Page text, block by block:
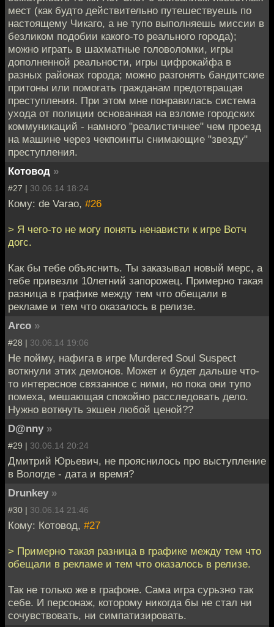
мест (как будто действительно путешествуешь по
настоящему Чикаго, а не тупо выполняешь миссии в
безликом подобии какого-то реального города);
можно играть в шахматные головоломки, игры
дополненной реальности, игры цифрокайфа в
разных районах города; можно разгонять бандитские
притоны или помогать гражданам предотвращая
преступления. При этом мне понравилась система
ухода от полиции основанная на взломе городских
коммуникаций - намного "реалистичнее" чем проезд
на машине через чекпоинты снимающие "звезду"
преступления.
Котовод »
#27 | 30.06.14 18:24
Кому: de Varao, #26
> Я чего-то не могу понять ненависти к игре Вотч
догс.
Как бы тебе объяснить. Ты заказывал новый мерс, а
тебе привезли 10летний запорожец. Примерно такая
разница в графике между тем что обещали в
рекламе и тем что оказалось в релизе.
Arco »
#28 | 30.06.14 19:06
Не пойму, нафига в игре Murdered Soul Suspect
воткнули этих демонов. Может и будет дальше что-
то интересное связанное с ними, но пока они тупо
помеха, мешающая спокойно расследовать дело.
Нужно воткнуть экшен любой ценой??
D@nny »
#29 | 30.06.14 20:24
Дмитрий Юрьевич, не прояснилось про выступление
в Вологде - дата и время?
Drunkey »
#30 | 30.06.14 21:46
Кому: Котовод, #27
> Примерно такая разница в графике между тем что
обещали в рекламе и тем что оказалось в релизе.
Так не только же в графоне. Сама игра сурьзно так
себе. И персонаж, которому никогда бы не стал ни
сочувствовать, ни симпатизировать.